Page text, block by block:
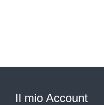
Il mio Account